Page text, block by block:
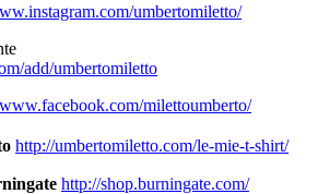
umbertomiletto/
add/umbertomiletto
milettoumberto/
http://umbertomiletto.com/le-mie-t-shirt/
http://shop.burningate.com/